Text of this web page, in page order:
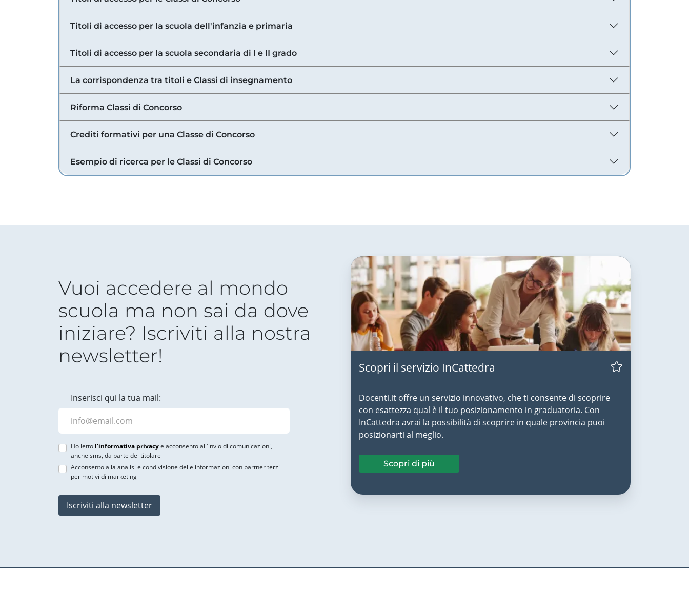
Titoli di accesso per la scuola dell'infanzia e primaria
Titoli di accesso per la scuola secondaria di I e II grado
La corrispondenza tra titoli e Classi di insegnamento
Riforma Classi di Concorso
Crediti formativi per una Classe di Concorso
Esempio di ricerca per le Classi di Concorso
Vuoi accedere al mondo
scuola ma non sai da dove
iniziare? Iscriviti alla nostra
newsletter!
Inserisci qui la tua mail:
Ho letto l'informativa privacye acconsento all'invio di comunicazioni,
anche sms, da parte del titolare
Acconsento alla analisi e condivisione delle informazioni con partner terzi
per motivi di marketing
Iscriviti alla newsletter
Scopri il servizio InCattedra
Docenti.it offre un servizio innovativo, che ti consente di scoprire
con esattezza qual è il tuo posizionamento in graduatoria. Con
InCattedra avrai la possibilità di scoprire in quale provincia puoi
posizionarti al meglio.
Scopri di più